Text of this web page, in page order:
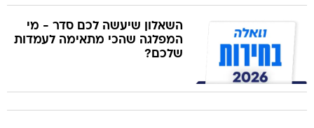
השאלון שיעשה לכם סדר - מי
המפלגה שהכי מתאימה לעמדות
שלכם?